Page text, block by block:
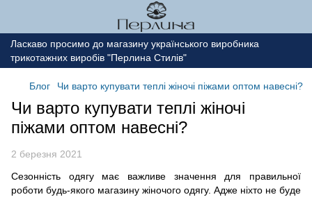
Ласкаво просимо до магазину українського виробника
трикотажних виробів "Перлина Стилів"
Блог Чи варто купувати теплі жіночі піжами оптом навесні?
Чи варто купувати теплі жіночі
піжами оптом навесні?
2 березня 2021
Сезонність одягу має важливе значення для правильної
роботи будь-якого магазину жіночого одягу. Адже ніхто не буде